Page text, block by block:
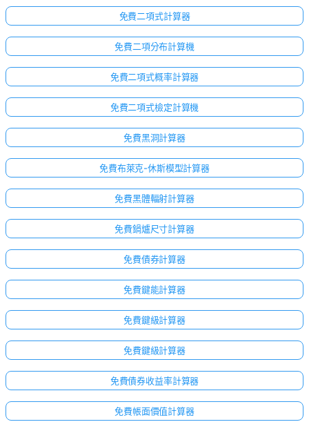
免費二項式計算器
免費二項分布計算機
免費二項式概率計算器
免費二項式檢定計算機
免費黑洞計算器
免費布萊克-休斯模型計算器
免費黑體輻射計算器
免費鍋爐尺寸計算器
免費債券計算器
免費鍵能計算器
免費鍵級計算器
免費鍵級計算器
免費債券收益率計算器
免費帳面價值計算器